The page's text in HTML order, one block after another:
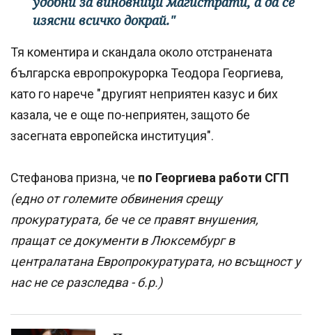
изясни всичко докрай."
Тя коментира и скандала около отстранената
българска европрокурорка Теодора Георгиева,
като го нарече "другият неприятен казус и бих
казала, че е още по-неприятен, защото бе
засегната европейска институция".
Стефанова призна, че по Георгиева работи СГП
(едно от големите обвинения срещу
прокуратурата, бе че се правят внушения,
пращат се документи в Люксембург в
централатана Европрокуратурата, но всъщност у
нас не се разследва - б.р.)